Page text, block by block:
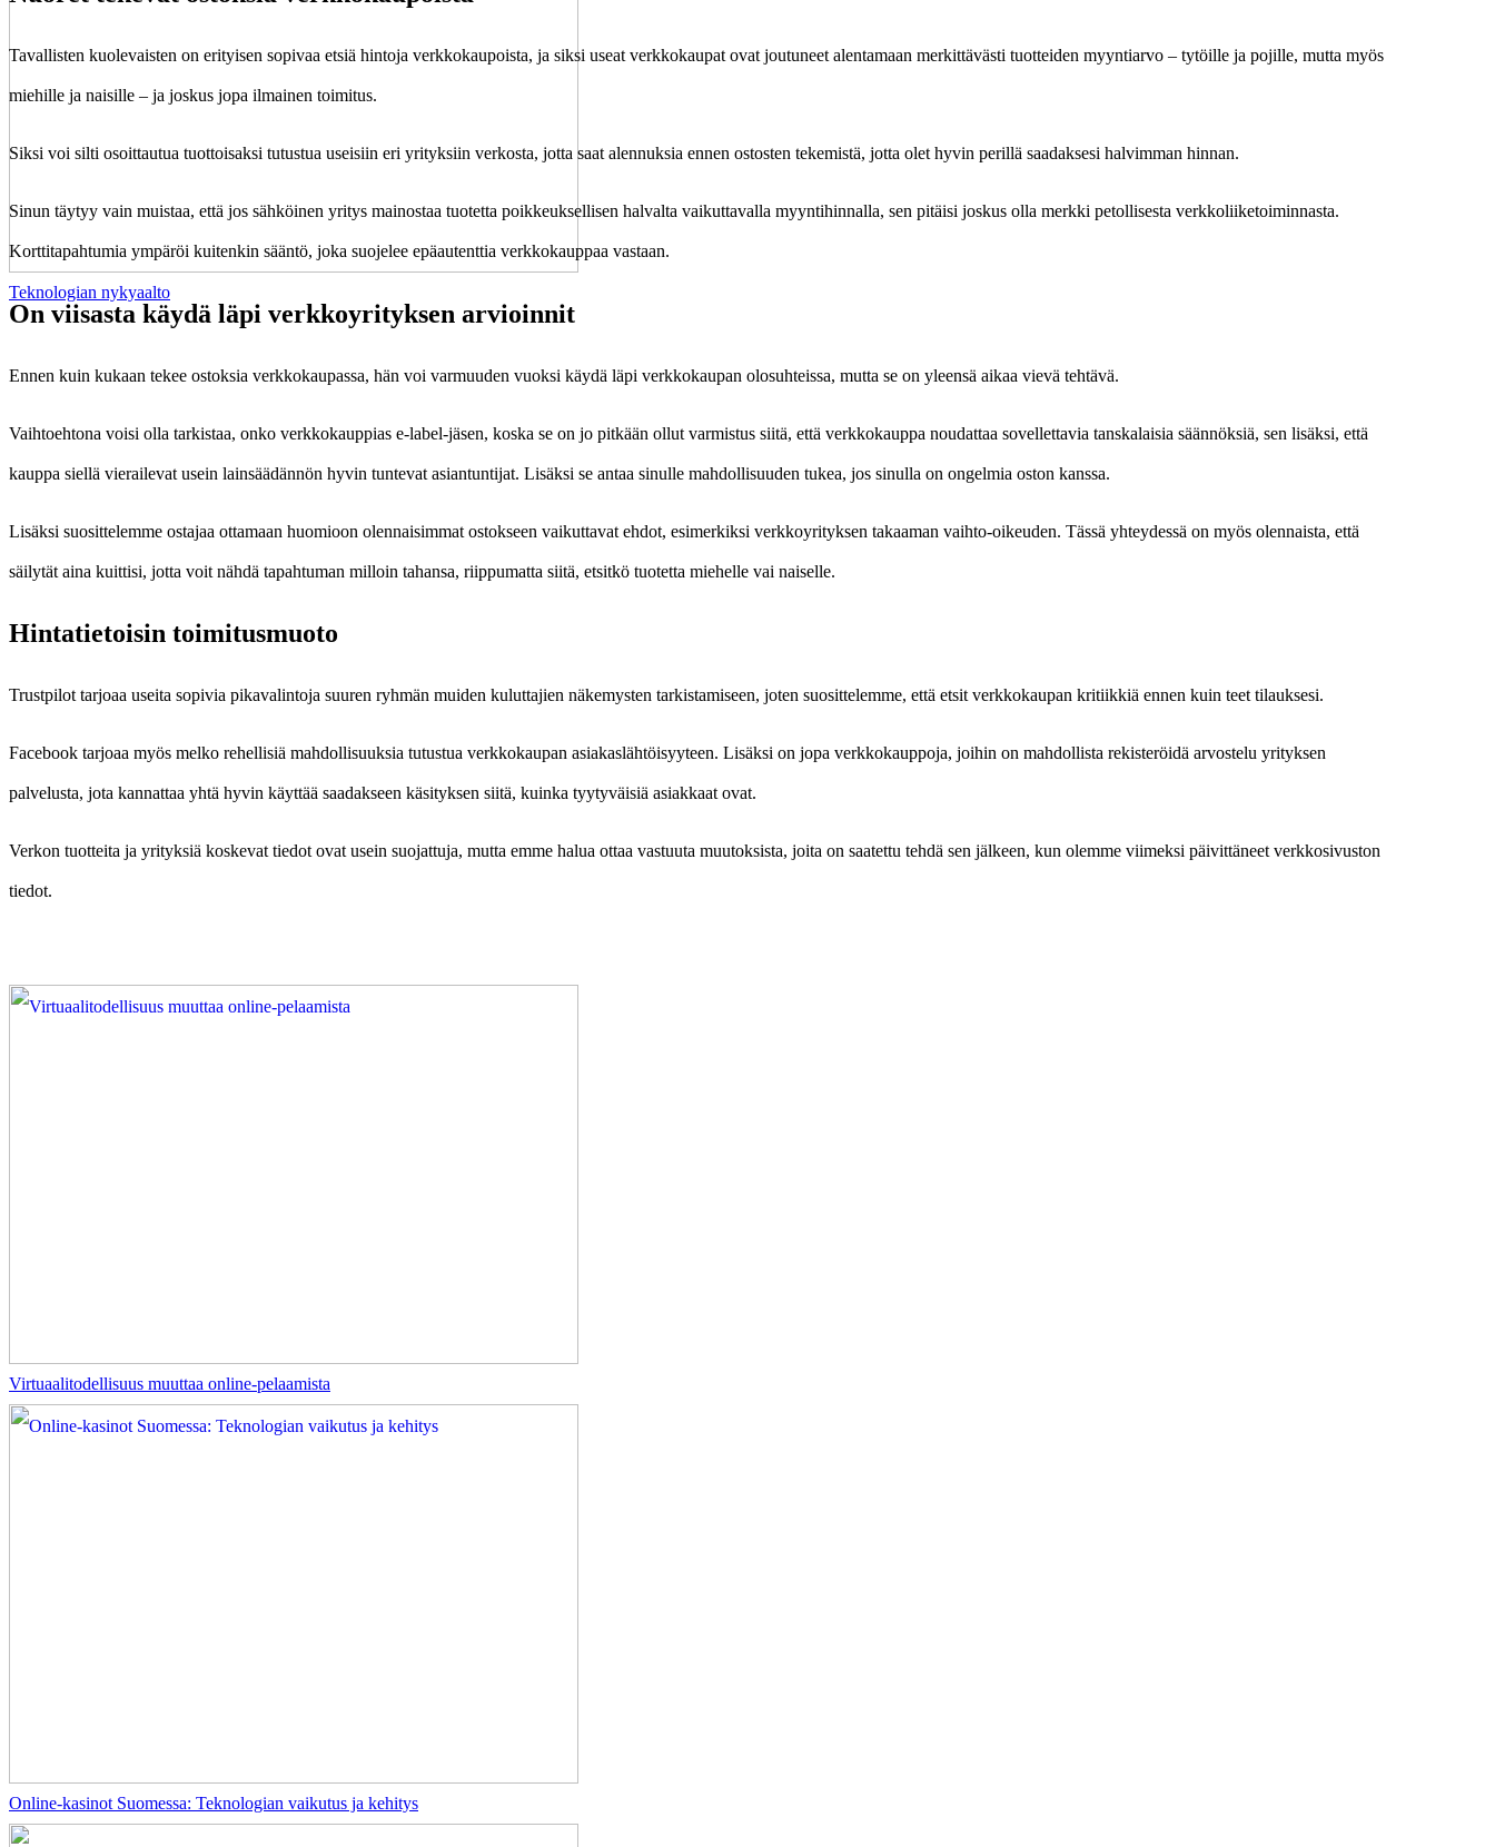
Teknologian nykyaalto
Tavallisten kuolevaisten on erityisen sopivaa etsiä hintoja verkkokaupoista, ja siksi useat verkkokaupat ovat joutuneet alentamaan merkittävästi tuotteiden myyntiarvo – tytöille ja pojille, mutta myös
miehille ja naisille – ja joskus jopa ilmainen toimitus.
Siksi voi silti osoittautua tuottoisaksi tutustua useisiin eri yrityksiin verkosta, jotta saat alennuksia ennen ostosten tekemistä, jotta olet hyvin perillä saadaksesi halvimman hinnan.
Sinun täytyy vain muistaa, että jos sähköinen yritys mainostaa tuotetta poikkeuksellisen halvalta vaikuttavalla myyntihinnalla, sen pitäisi joskus olla merkki petollisesta verkkoliiketoiminnasta.
Korttitapahtumia ympäröi kuitenkin sääntö, joka suojelee epäautenttia verkkokauppaa vastaan.
On viisasta käydä läpi verkkoyrityksen arvioinnit
Ennen kuin kukaan tekee ostoksia verkkokaupassa, hän voi varmuuden vuoksi käydä läpi verkkokaupan olosuhteissa, mutta se on yleensä aikaa vievä tehtävä.
Vaihtoehtona voisi olla tarkistaa, onko verkkokauppias e-label-jäsen, koska se on jo pitkään ollut varmistus siitä, että verkkokauppa noudattaa sovellettavia tanskalaisia säännöksiä, sen lisäksi, että
kauppa siellä vierailevat usein lainsäädännön hyvin tuntevat asiantuntijat. Lisäksi se antaa sinulle mahdollisuuden tukea, jos sinulla on ongelmia oston kanssa.
Lisäksi suosittelemme ostajaa ottamaan huomioon olennaisimmat ostokseen vaikuttavat ehdot, esimerkiksi verkkoyrityksen takaaman vaihto-oikeuden. Tässä yhteydessä on myös olennaista, että
säilytät aina kuittisi, jotta voit nähdä tapahtuman milloin tahansa, riippumatta siitä, etsitkö tuotetta miehelle vai naiselle.
Hintatietoisin toimitusmuoto
Trustpilot tarjoaa useita sopivia pikavalintoja suuren ryhmän muiden kuluttajien näkemysten tarkistamiseen, joten suosittelemme, että etsit verkkokaupan kritiikkiä ennen kuin teet tilauksesi.
Facebook tarjoaa myös melko rehellisiä mahdollisuuksia tutustua verkkokaupan asiakaslähtöisyyteen. Lisäksi on jopa verkkokauppoja, joihin on mahdollista rekisteröidä arvostelu yrityksen
palvelusta, jota kannattaa yhtä hyvin käyttää saadakseen käsityksen siitä, kuinka tyytyväisiä asiakkaat ovat.
Verkon tuotteita ja yrityksiä koskevat tiedot ovat usein suojattuja, mutta emme halua ottaa vastuuta muutoksista, joita on saatettu tehdä sen jälkeen, kun olemme viimeksi päivittäneet verkkosivuston
tiedot.
Virtuaalitodellisuus muuttaa online-pelaamista
Online-kasinot Suomessa: Teknologian vaikutus ja kehitys